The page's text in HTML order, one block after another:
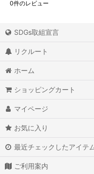
0件のレビュー
SDGs取組宣言
リクルート
ホーム
ショッピングカート
マイページ
お気に入り
最近チェックしたアイテ
ご利用案内